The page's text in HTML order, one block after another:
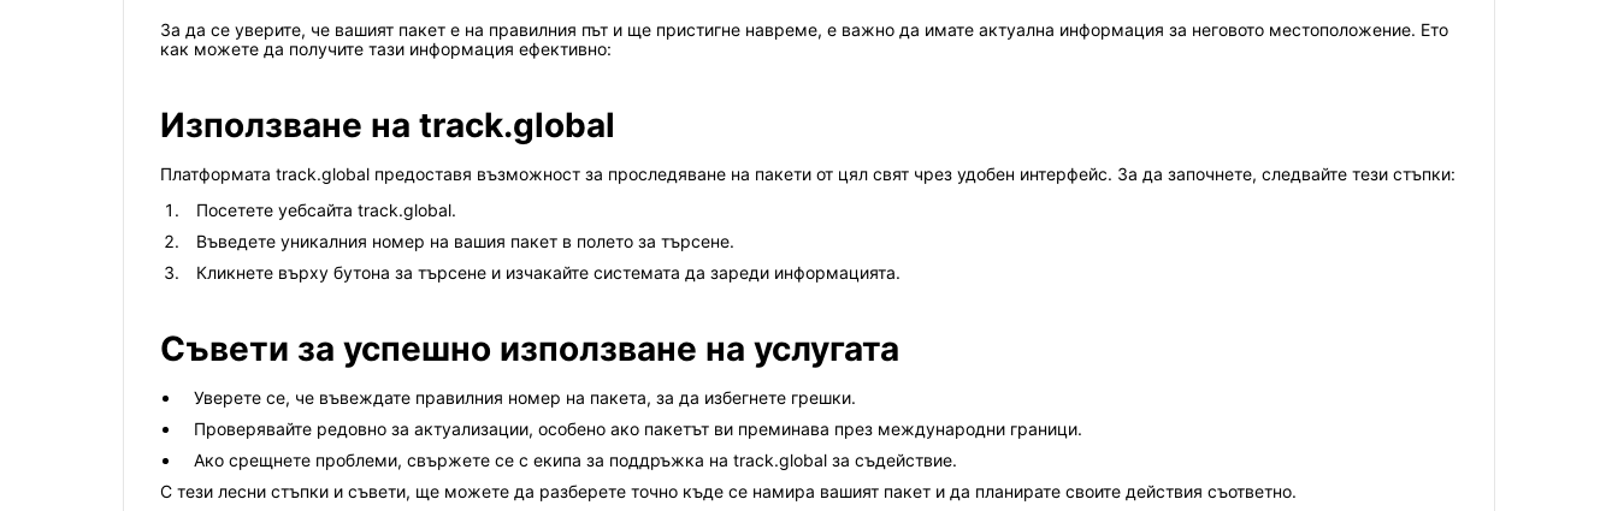
За да се уверите, че вашият пакет е на правилния път и ще пристигне навреме, е важно да имате актуална информация за неговото местоположение. Ето
как можете да получите тази информация ефективно:
Използване на track.global
Платформата track.global предоставя възможност за проследяване на пакети от цял свят чрез удобен интерфейс. За да започнете, следвайте тези стъпки:
Посетете уебсайта track.global.
Въведете уникалния номер на вашия пакет в полето за търсене.
Кликнете върху бутона за търсене и изчакайте системата да зареди информацията.
Съвети за успешно използване на услугата
Уверете се, че въвеждате правилния номер на пакета, за да избегнете грешки.
Проверявайте редовно за актуализации, особено ако пакетът ви преминава през международни граници.
Ако срещнете проблеми, свържете се с екипа за поддръжка на track.global за съдействие.
С тези лесни стъпки и съвети, ще можете да разберете точно къде се намира вашият пакет и да планирате своите действия съответно.